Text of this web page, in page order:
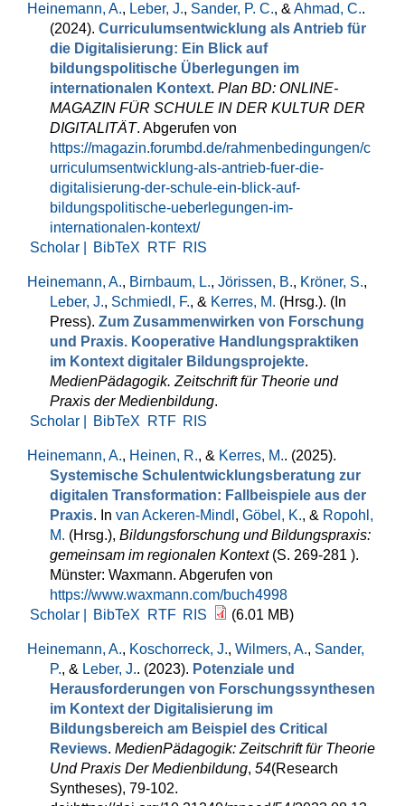
Heinemann, A., Leber, J., Sander, P. C., & Ahmad, C..
(2024). Curriculumsentwicklung als Antrieb für
die Digitalisierung: Ein Blick auf
bildungspolitische Überlegungen im
internationalen Kontext. Plan BD: ONLINE-
MAGAZIN FÜR SCHULE IN DER KULTUR DER
DIGITALITÄT. Abgerufen von
https://magazin.forumbd.de/rahmenbedingungen/c
urriculumsentwicklung-als-antrieb-fuer-die-
digitalisierung-der-schule-ein-blick-auf-
bildungspolitische-ueberlegungen-im-
internationalen-kontext/
Scholar |
BibTeX RTF RIS
Heinemann, A., Birnbaum, L., Jörissen, B., Kröner, S.,
Leber, J., Schmiedl, F., & Kerres, M. (Hrsg.). (In
Press). Zum Zusammenwirken von Forschung
und Praxis. Kooperative Handlungspraktiken
im Kontext digitaler Bildungsprojekte.
MedienPädagogik. Zeitschrift für Theorie und
Praxis der Medienbildung.
Scholar |
BibTeX RTF RIS
Heinemann, A., Heinen, R., & Kerres, M.. (2025).
Systemische Schulentwicklungsberatung zur
digitalen Transformation: Fallbeispiele aus der
Praxis. In van Ackeren-Mindl , Göbel, K., & Ropohl,
M. (Hrsg.), Bildungsforschung und Bildungspraxis:
gemeinsam im regionalen Kontext(S. 269-281 ).
Münster: Waxmann. Abgerufen von
https://www.waxmann.com/buch4998
Scholar |
BibTeX RTF RIS (6.01 MB)
Heinemann, A., Koschorreck, J., Wilmers, A., Sander,
P., & Leber, J.. (2023). Potenziale und
Herausforderungen von Forschungssynthesen
im Kontext der Digitalisierung im
Bildungsbereich am Beispiel des Critical
Reviews. MedienPädagogik: Zeitschrift für Theorie
Und Praxis Der Medienbildung, 54(Research
Syntheses), 79-102.